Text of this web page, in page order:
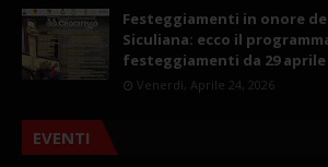
Festeggiamenti in onore
Siculiana: ecco il
festeggiamenti da 29 aprile
Venerdì, Aprile 24, 2026
EVENTI